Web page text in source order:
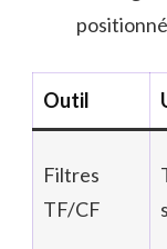
Outil
Filtres
TF/CF